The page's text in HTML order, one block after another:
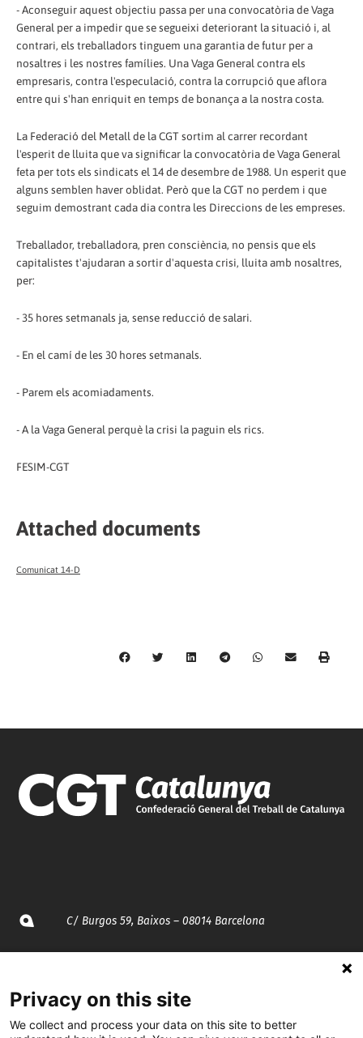
- Aconseguir aquest objectiu passa per una convocatòria de Vaga
General per a impedir que se segueixi deteriorant la situació i, al
contrari, els treballadors tinguem una garantia de futur per a
nosaltres i les nostres famílies. Una Vaga General contra els
empresaris, contra l'especulació, contra la corrupció que aflora
entre qui s'han enriquit en temps de bonança a la nostra costa.
La Federació del Metall de la CGT sortim al carrer recordant
l'esperit de lluita que va significar la convocatòria de Vaga General
feta per tots els sindicats el 14 de desembre de 1988. Un esperit que
alguns semblen haver oblidat. Però que la CGT no perdem i que
seguim demostrant cada dia contra les Direccions de les empreses.
Treballador, treballadora, pren consciència, no pensis que els
capitalistes t'ajudaran a sortir d'aquesta crisi, lluita amb nosaltres,
per:
- 35 hores setmanals ja, sense reducció de salari.
- En el camí de les 30 hores setmanals.
- Parem els acomiadaments.
- A la Vaga General perquè la crisi la paguin els rics.
FESIM-CGT
Attached documents
Comunicat 14-D
C/ Burgos 59, Baixos – 08014 Barcelona
935 120 481
Privacy on this site
We collect and process your data on this site to better